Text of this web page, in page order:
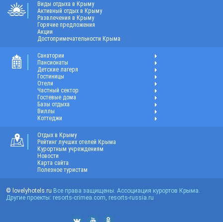
Виды отдыха в Крыму
Активный отдых в Крыму
Развлечения в Крыму
Горячие предложения
Акции
Достопримечательности Крыма
Санатории
Пансионаты
Детские лагеря
Гостиницы
Отели
Частный сектор
Гостевые дома
Базы отдыха
Виллы
Коттеджи
Отдых в Крыму
Рейтинг лучших отелей Крыма
Курортным учреждениям
Новости
Карта сайта
Полезное туристам
© lovelyhotels.ru Все права защищены. Ассоциация курортов Крыма.
Другие проекты: resorts-crimea.com, resorts-russia.ru